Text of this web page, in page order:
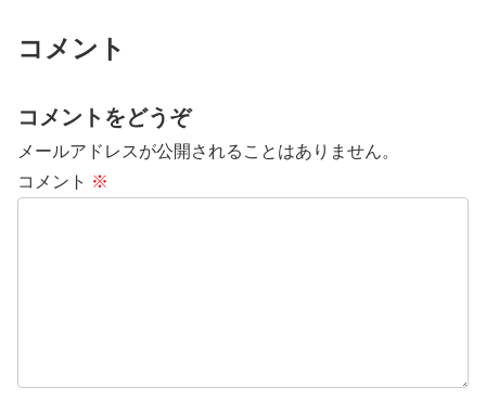
コメント
コメントをどうぞ
メールアドレスが公開されることはありません。
コメント ※